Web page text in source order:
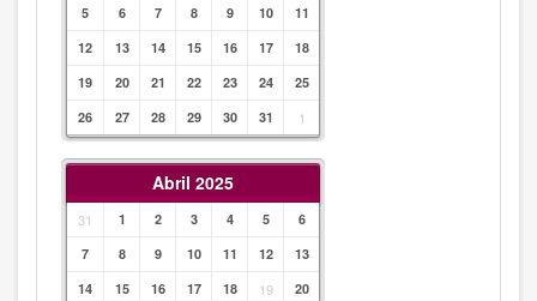
5 6 7 8 9 10
11
12
13 14 15 16 17
18
19
20 21 22 23 24
25
26
27 28 29 30 31 1
Abril 2025
31 1 2 3 4 5
6
7
8 9 10 11 12
13
14
15 16 17 18 19
20